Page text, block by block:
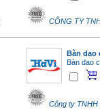
CÔNG TY
Bàn dao
Bàn dao
Công ty TNHH